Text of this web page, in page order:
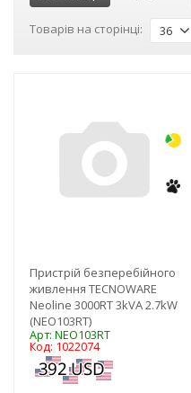
Товарів на сторінці: 36
Пристрій безперебійного
живлення TECNOWARE
Neoline 3000RT 3kVA 2.7kW
(NEO103RT)
Арт: NEO103RT
Код: 1022074